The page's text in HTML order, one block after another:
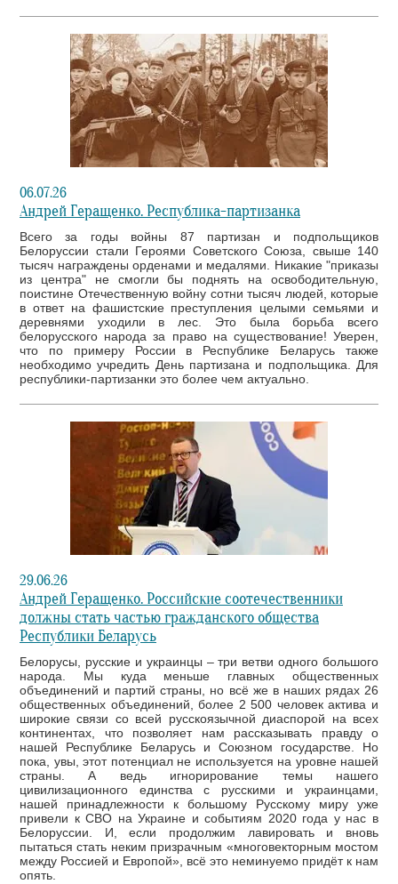
06.07.26
Андрей Геращенко. Республика-партизанка
Всего за годы войны 87 партизан и подпольщиков
Белоруссии стали Героями Советского Союза, свыше 140
тысяч награждены орденами и медалями. Никакие "приказы
из центра" не смогли бы поднять на освободительную,
поистине Отечественную войну сотни тысяч людей, которые
в ответ на фашистские преступления целыми семьями и
деревнями уходили в лес. Это была борьба всего
белорусского народа за право на существование! Уверен,
что по примеру России в Республике Беларусь также
необходимо учредить День партизана и подпольщика. Для
республики-партизанки это более чем актуально.
29.06.26
Андрей Геращенко. Российские соотечественники
должны стать частью гражданского общества
Республики Беларусь
Белорусы, русские и украинцы – три ветви одного большого
народа. Мы куда меньше главных общественных
объединений и партий страны, но всё же в наших рядах 26
общественных объединений, более 2 500 человек актива и
широкие связи со всей русскоязычной диаспорой на всех
континентах, что позволяет нам рассказывать правду о
нашей Республике Беларусь и Союзном государстве. Но
пока, увы, этот потенциал не используется на уровне нашей
страны. А ведь игнорирование темы нашего
цивилизационного единства с русскими и украинцами,
нашей принадлежности к большому Русскому миру уже
привели к СВО на Украине и событиям 2020 года у нас в
Белоруссии. И, если продолжим лавировать и вновь
пытаться стать неким призрачным «многовекторным мостом
между Россией и Европой», всё это неминуемо придёт к нам
опять.